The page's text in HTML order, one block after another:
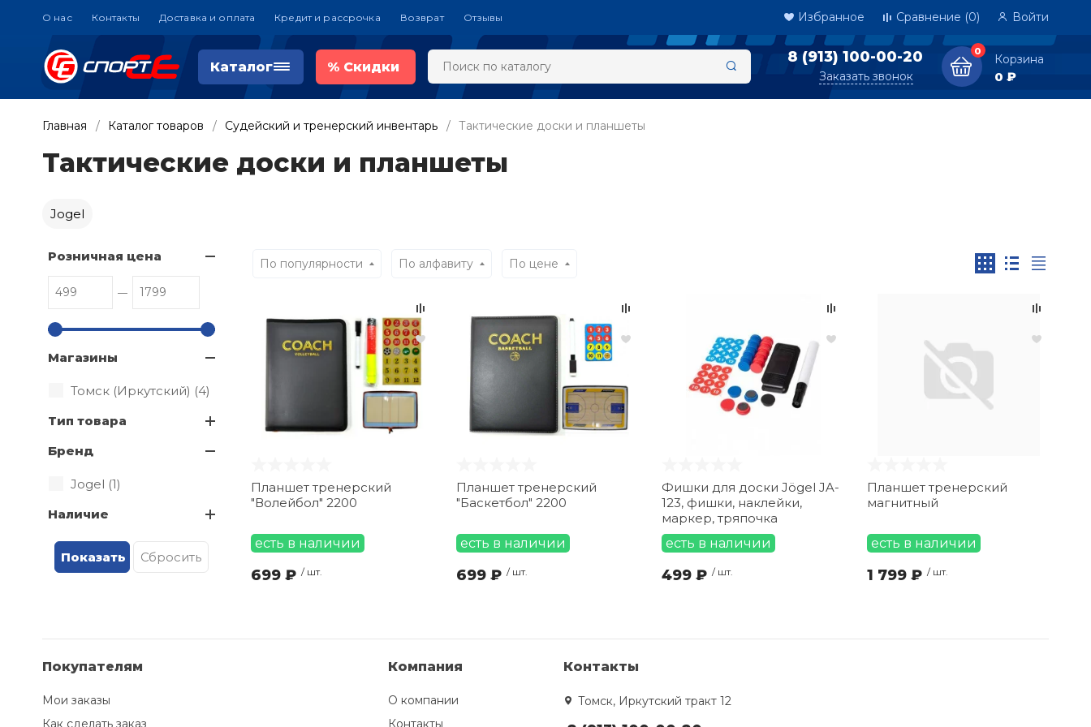
О нас Контакты Доставка и оплата Кредит и рассрочка Возврат Отзывы Избранное Сравнение (0) Войти
Каталог % Скидки
8 (913) 100-00-20
Заказать звонок
0
Корзина
0 ₽
Главная Каталог товаров Судейский и тренерский инвентарь Тактические доски и планшеты
Тактические доски и планшеты
Jogel
Розничная цена
Магазины
Томск (Иркутский) (4)
Тип товара
Бренд
Jogel (1)
Наличие
По популярности По алфавиту По цене
Планшет тренерский
"Волейбол" 2200
есть в наличии
699 ₽ / шт.
Планшет тренерский
"Баскетбол" 2200
есть в наличии
699 ₽ / шт.
Фишки для доски Jögel JA-
123, фишки, наклейки,
маркер, тряпочка
есть в наличии
499 ₽ / шт.
Планшет тренерский
магнитный
есть в наличии
1 799 ₽ / шт.
Покупателям
Мои заказы
Как сделать заказ
Компания
О компании
Контакты
Контакты
Томск, Иркутский тракт 12